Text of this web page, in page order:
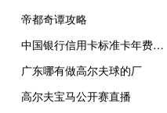
帝都奇谭攻略
中国银行信用卡标准卡年费多少（中国银行信用卡年费是多少）
广东哪有做高尔夫球的厂
高尔夫宝马公开赛直播